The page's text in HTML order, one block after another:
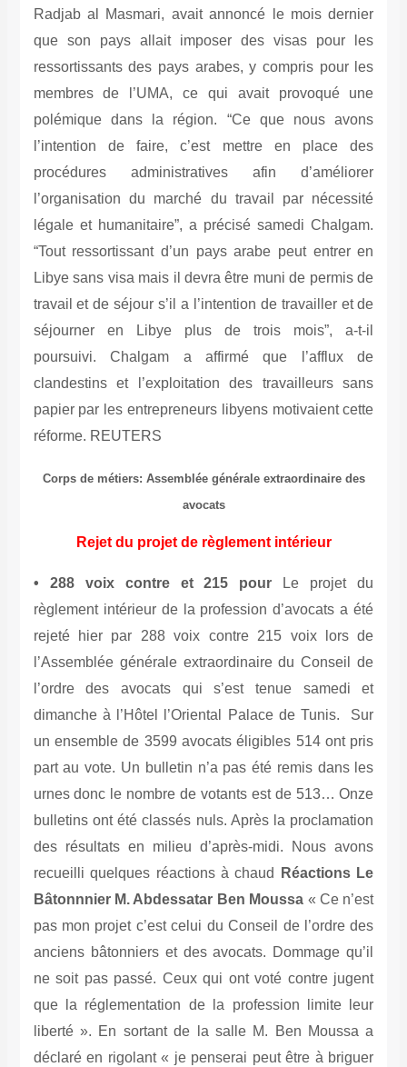
Radjab al Masmari, avait annoncé le mois dernier
que son pays allait imposer des visas pour les
ressortissants des pays arabes, y compris pour les
membres de l’UMA, ce qui avait provoqué une
polémique dans la région. “Ce que nous avons
l’intention de faire, c’est mettre en place des
procédures administratives afin d’améliorer
l’organisation du marché du travail par nécessité
légale et humanitaire”, a précisé samedi Chalgam.
“Tout ressortissant d’un pays arabe peut entrer en
Libye sans visa mais il devra être muni de permis de
travail et de séjour s’il a l’intention de travailler et de
séjourner en Libye plus de trois mois”, a-t-il
poursuivi. Chalgam a affirmé que l’afflux de
clandestins et l’exploitation des travailleurs sans
papier par les entrepreneurs libyens motivaient cette
réforme. REUTERS
Corps de métiers: Assemblée générale extraordinaire des
avocats
Rejet du projet de règlement intérieur
• 288 voix contre et 215 pour Le projet du
règlement intérieur de la profession d’avocats a été
rejeté hier par 288 voix contre 215 voix lors de
l’Assemblée générale extraordinaire du Conseil de
l’ordre des avocats qui s’est tenue samedi et
dimanche à l’Hôtel l’Oriental Palace de Tunis. Sur
un ensemble de 3599 avocats éligibles 514 ont pris
part au vote. Un bulletin n’a pas été remis dans les
urnes donc le nombre de votants est de 513… Onze
bulletins ont été classés nuls. Après la proclamation
des résultats en milieu d’après-midi. Nous avons
recueilli quelques réactions à chaud
Réactions Le
Bâtonnnier M. Abdessatar Ben Moussa « Ce n’est
pas mon projet c’est celui du Conseil de l’ordre des
anciens bâtonniers et des avocats. Dommage qu’il
ne soit pas passé. Ceux qui ont voté contre jugent
que la réglementation de la profession limite leur
liberté ». En sortant de la salle M. Ben Moussa a
déclaré en rigolant « je penserai peut être à briguer